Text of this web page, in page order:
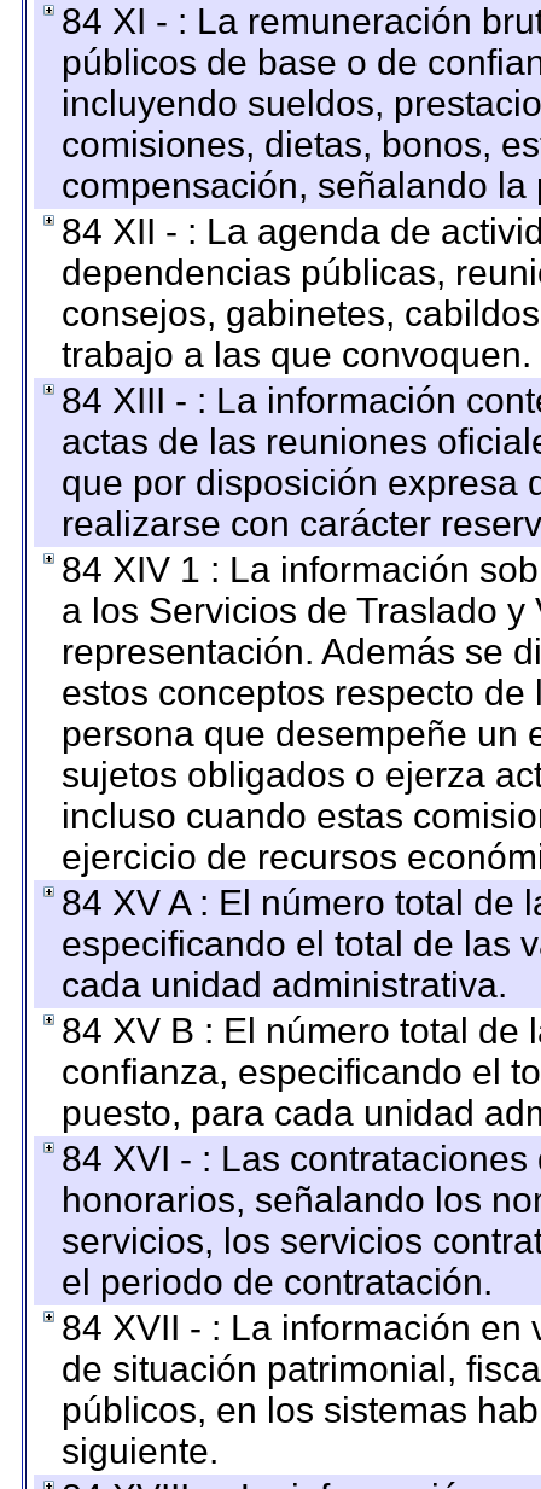
84 XI - : La remuneración
públicos de base o de
incluyendo sueldos,
comisiones, dietas, bonos,
compensación, señalando
84 XII - : La agenda de
dependencias públicas,
consejos, gabinetes,
trabajo a las que convoquen.
84 XIII - : La información
actas de las reuniones
que por disposición expresa
realizarse con carácter
84 XIV 1 : La información
a los Servicios de Traslado
representación. Además se
estos conceptos respecto
persona que desempeñe un
sujetos obligados o ejerza
incluso cuando estas
ejercicio de recursos
84 XV A : El número total de
especificando el total de las
cada unidad administrativa.
84 XV B : El número total de
confianza, especificando el
puesto, para cada unidad
84 XVI - : Las
honorarios, señalando los
servicios, los servicios
el periodo de contratación.
84 XVII - : La información
de situación patrimonial,
públicos, en los sistemas
siguiente.